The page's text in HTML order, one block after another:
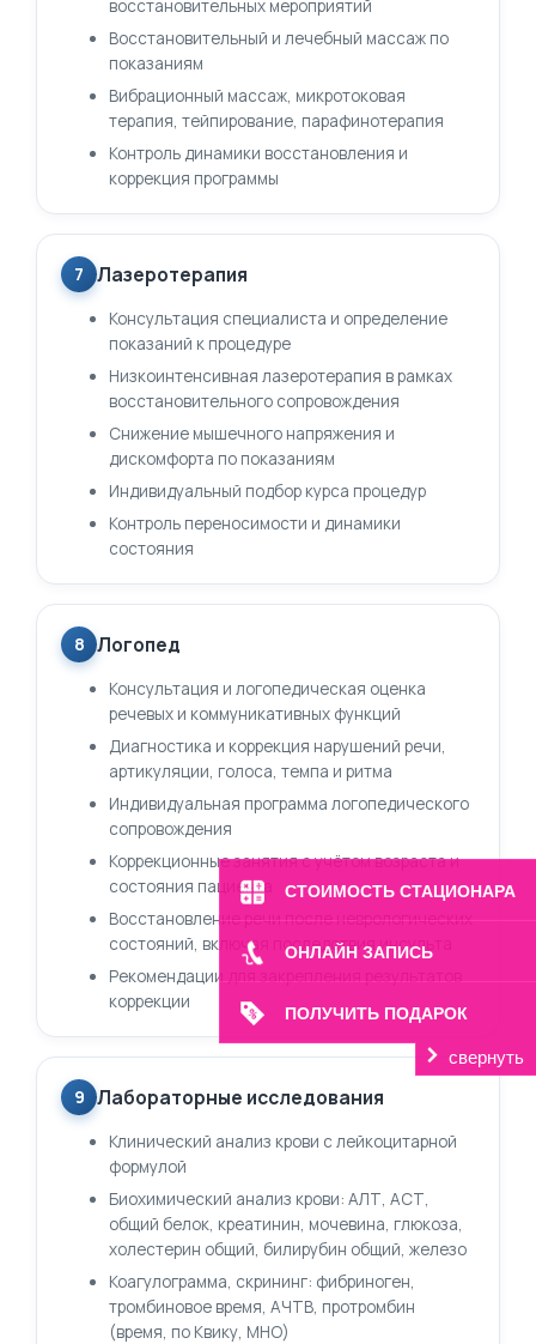
СТОИМОСТЬ СТАЦИОНАРА
ОНЛАЙН ЗАПИСЬ
ПОЛУЧИТЬ ПОДАРОК
свернуть
восстановительных мероприятий
Восстановительный и лечебный массаж по
показаниям
Вибрационный массаж, микротоковая
терапия, тейпирование, парафинотерапия
Контроль динамики восстановления и
коррекция программы
7 Лазеротерапия
Консультация специалиста и определение
показаний к процедуре
Низкоинтенсивная лазеротерапия в рамках
восстановительного сопровождения
Снижение мышечного напряжения и
дискомфорта по показаниям
Индивидуальный подбор курса процедур
Контроль переносимости и динамики
состояния
8 Логопед
Консультация и логопедическая оценка
речевых и коммуникативных функций
Диагностика и коррекция нарушений речи,
артикуляции, голоса, темпа и ритма
Индивидуальная программа логопедического
сопровождения
Коррекционные занятия с учётом возраста и
состояния пациента
Восстановление речи после неврологических
состояний, включая последствия инсульта
Рекомендации для закрепления результатов
коррекции
9 Лабораторные исследования
Клинический анализ крови с лейкоцитарной
формулой
Биохимический анализ крови: АЛТ, АСТ,
общий белок, креатинин, мочевина, глюкоза,
холестерин общий, билирубин общий, железо
Коагулограмма, скрининг: фибриноген,
тромбиновое время, АЧТВ, протромбин
(время, по Квику, МНО)